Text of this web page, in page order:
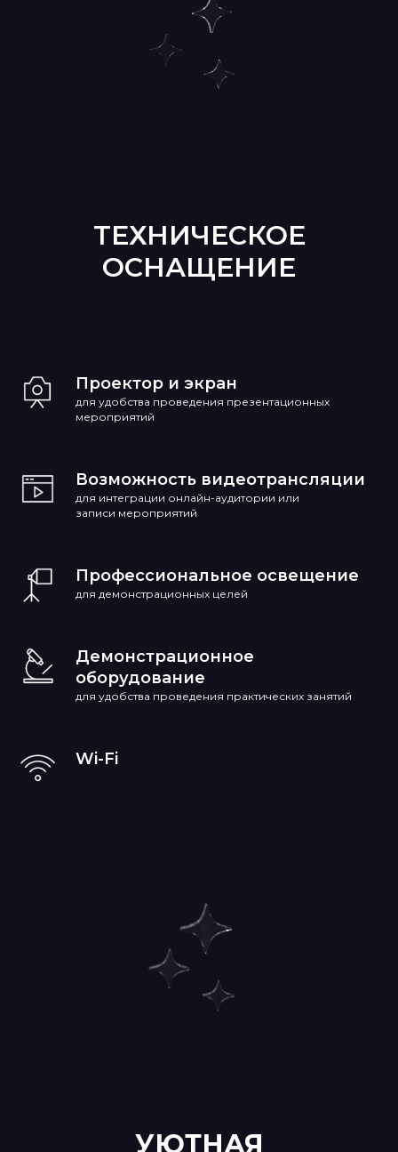
ТЕХНИЧЕСКОЕ
ОСНАЩЕНИЕ
Проектор и экран
для удобства проведения презентационных
мероприятий
Возможность видеотрансляции
для интеграции онлайн-аудитории или
записи мероприятий
Профессиональное освещение
для демонстрационных целей
Демонстрационное
оборудование
для удобства проведения практических занятий
Wi-Fi
УЮТНАЯ